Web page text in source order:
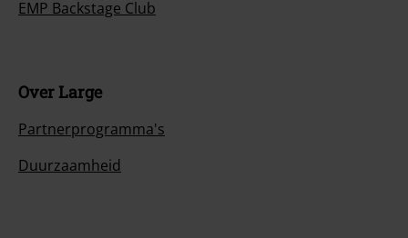
EMP Backstage Club
Over Large
Partnerprogramma's
Duurzaamheid